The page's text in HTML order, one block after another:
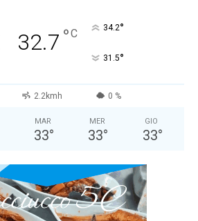
32.7 °C 34.2°
31.5°
2.2kmh 0 %
MAR
33°
MER
33°
GIO
33°